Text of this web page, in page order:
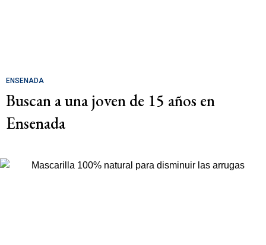
ENSENADA
Buscan a una joven de 15 años en
Ensenada